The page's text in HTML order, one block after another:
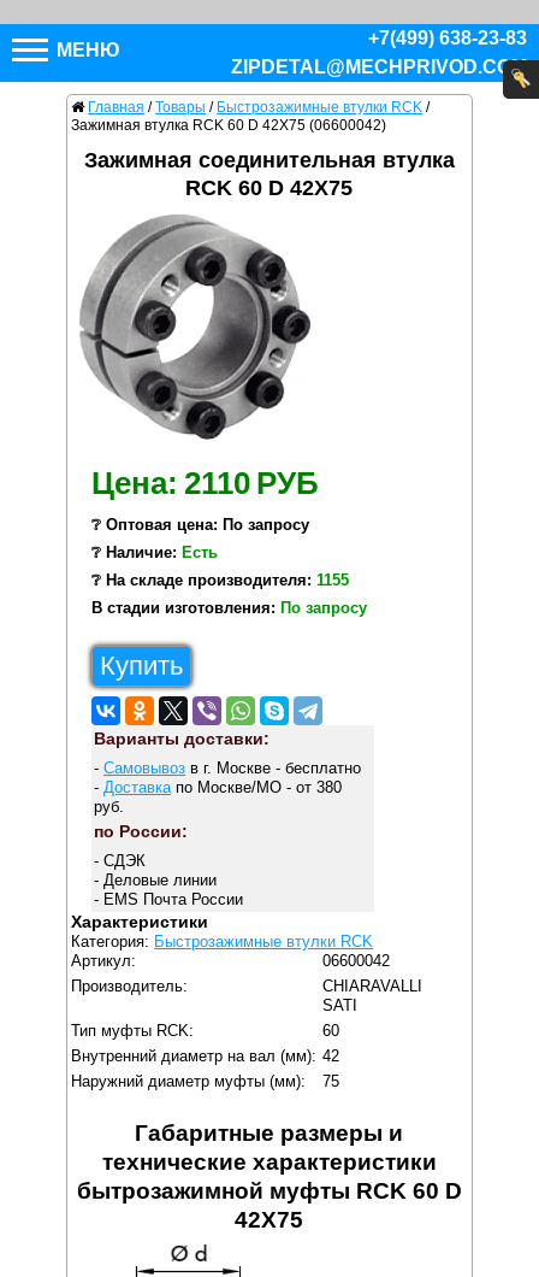
МЕНЮ
+7(499) 638-23-83
ZIPDETAL@MECHPRIVOD.COM
Главная / Товары / Быстрозажимные втулки RCK /
Зажимная втулка RCK 60 D 42X75 (06600042)
Зажимная соединительная втулка
RCK 60 D 42X75
Цена: 2110 РУБ
❔ Оптовая цена: По запросу
❔ Наличие: Есть
❔ На складе производителя: 1155
В стадии изготовления: По запросу
Купить
Варианты доставки:
- Самовывозв г. Москве - бесплатно
- Доставкапо Москве/МО - от 380
руб.
по России:
- СДЭК
- Деловые линии
- EMS Почта России
Характеристики
Категория: Быстрозажимные втулки RCK
Артикул:
06600042
Производитель:
CHIARAVALLI
SATI
Тип муфты RCK:
60
Внутренний диаметр на вал (мм): 42
Наружний диаметр муфты (мм):
75
Габаритные размеры и
технические характеристики
бытрозажимной муфты RCK 60 D
42X75